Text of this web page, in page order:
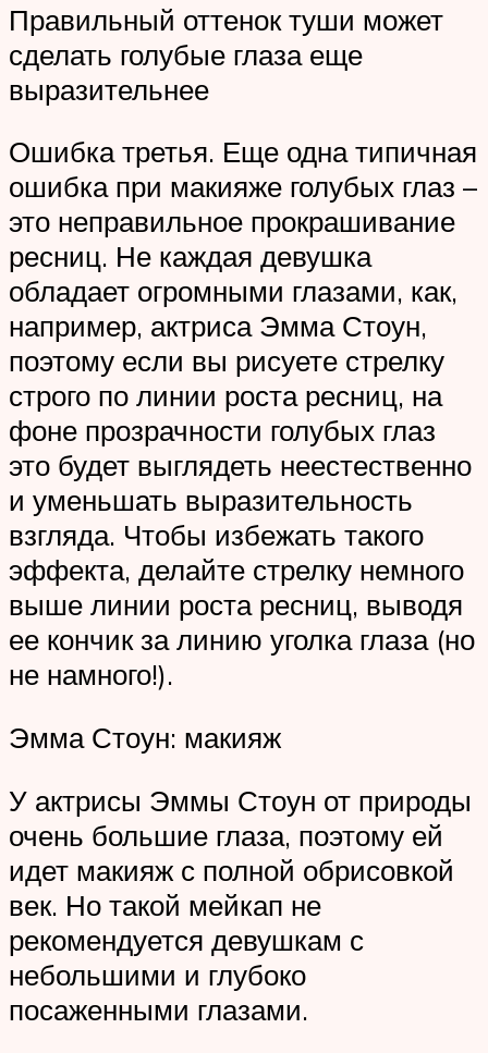
Правильный оттенок туши может
сделать голубые глаза еще
выразительнее
Ошибка третья. Еще одна типичная
ошибка при макияже голубых глаз –
это неправильное прокрашивание
ресниц. Не каждая девушка
обладает огромными глазами, как,
например, актриса Эмма Стоун,
поэтому если вы рисуете стрелку
строго по линии роста ресниц, на
фоне прозрачности голубых глаз
это будет выглядеть неестественно
и уменьшать выразительность
взгляда. Чтобы избежать такого
эффекта, делайте стрелку немного
выше линии роста ресниц, выводя
ее кончик за линию уголка глаза (но
не намного!).
Эмма Стоун: макияж
У актрисы Эммы Стоун от природы
очень большие глаза, поэтому ей
идет макияж с полной обрисовкой
век. Но такой мейкап не
рекомендуется девушкам с
небольшими и глубоко
посаженными глазами.